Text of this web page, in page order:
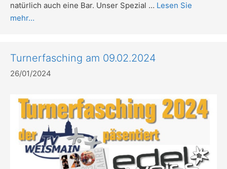
natürlich auch eine Bar. Unser Spezial … Lesen Sie
mehr…
Turnerfasching am 09.02.2024
26/01/2024